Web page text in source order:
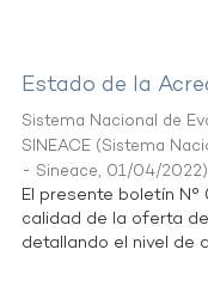
Estado de la
Sistema Nacional de
SINEACE (Sistema
- Sineace, 01/04/2022)
El presente boletín
calidad de la oferta
detallando el nivel de